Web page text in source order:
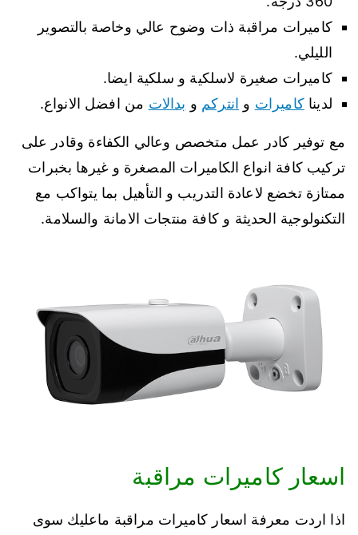
كاميرات مراقبة ذات وضوح عالي وخاصة بالتصوير
الليلي.
كاميرات صغيرة لاسلكية و سلكية ايضا.
لديناكاميرات و انتركم و بدالات من افضل الانواع.
مع توفير كادر عمل متخصص وعالي الكفاءة وقادر على
تركيب كافة انواع الكاميرات المصغرة و غيرها بخبرات
ممتازة تخضع لاعادة التدريب و التأهيل بما يتواكب مع
التكنولوجية الحديثة و كافة منتجات الامانة والسلامة.
اسعار كاميرات مراقبة
اذا اردت معرفة اسعار كاميرات مراقبة ماعليك سوى